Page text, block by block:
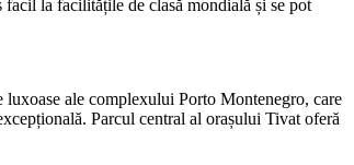
la facilitățile de clasă mondială și se pot
ale complexului Porto Montenegro, care
Parcul central al orașului Tivat oferă